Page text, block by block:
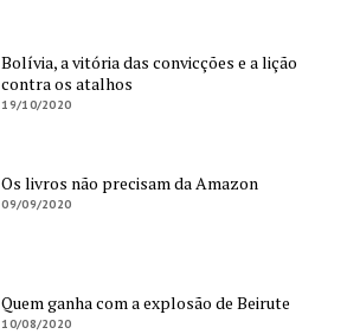
Bolívia, a vitória das convicções e a lição
contra os atalhos
19/10/2020
Os livros não precisam da Amazon
09/09/2020
Quem ganha com a explosão de Beirute
10/08/2020